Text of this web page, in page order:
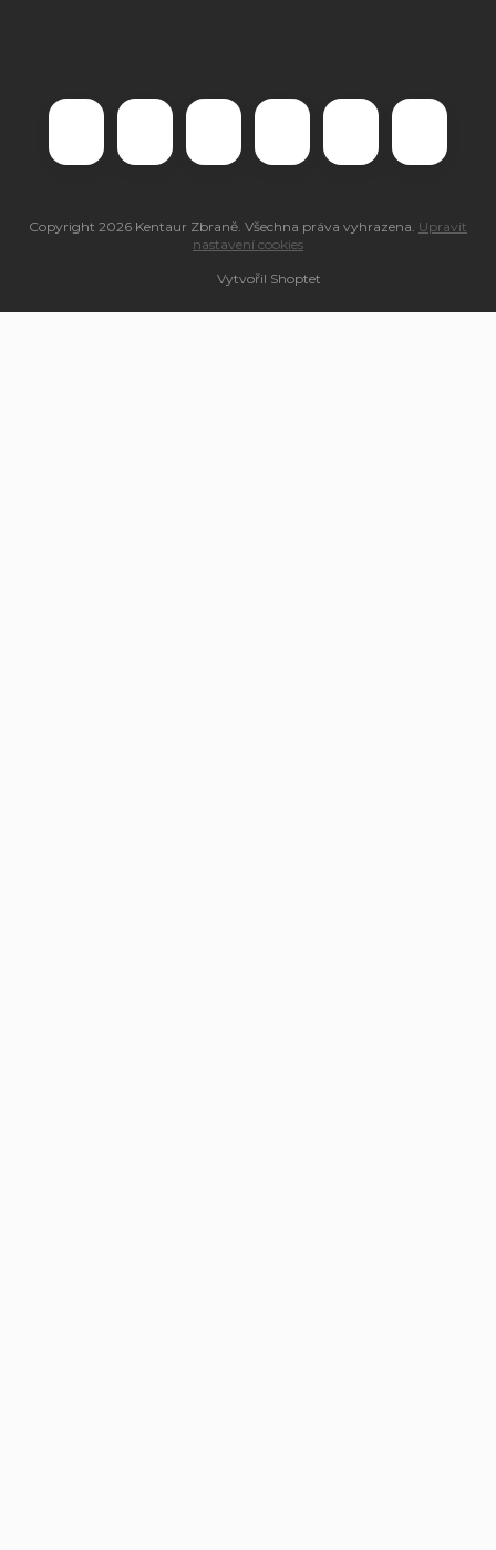
Vytvořil Shoptet
Copyright 2026 Kentaur Zbraně. Všechna práva vyhrazena. Upravit
nastavení cookies